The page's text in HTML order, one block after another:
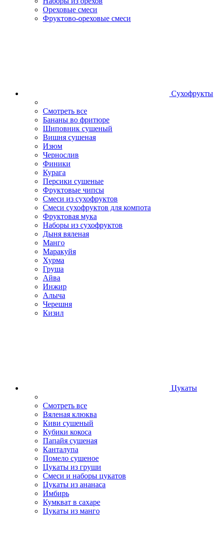
Ореховые смеси
Фруктово-ореховые смеси
Сухофрукты
Смотреть все
Бананы во фритюре
Шиповник сушеный
Вишня сушеная
Изюм
Чернослив
Финики
Курага
Персики сушеные
Фруктовые чипсы
Смеси из сухофруктов
Смеси сухофруктов для компота
Фруктовая мука
Наборы из сухофруктов
Дыня вяленая
Манго
Маракуйя
Хурма
Груша
Айва
Инжир
Алыча
Черешня
Кизил
Цукаты
Смотреть все
Вяленая клюква
Киви сушеный
Кубики кокоса
Папайя сушеная
Канталупа
Помело сушеное
Цукаты из груши
Смеси и наборы цукатов
Цукаты из ананаса
Имбирь
Кумкват в сахаре
Цукаты из манго